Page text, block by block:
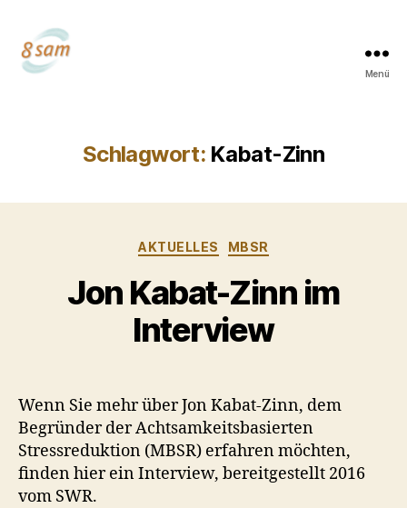
Menü
Schlagwort: Kabat-Zinn
Kategorien
AKTUELLES MBSR
Jon Kabat-Zinn im
Interview
Wenn Sie mehr über Jon Kabat-Zinn, dem
Begründer der Achtsamkeitsbasierten
Stressreduktion (MBSR) erfahren möchten,
finden hier ein Interview, bereitgestellt 2016
vom SWR.